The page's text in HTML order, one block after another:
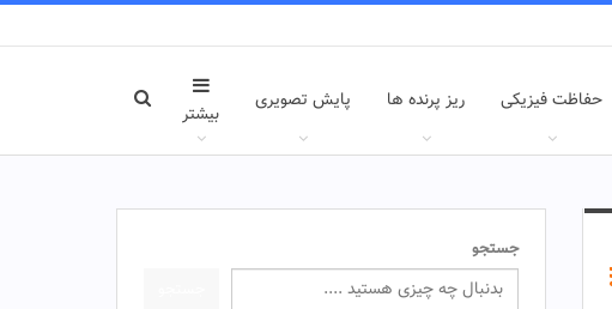
حفاظت فیزیکی ریز پرنده ها پایش تصویری
بیشتر
جستجو